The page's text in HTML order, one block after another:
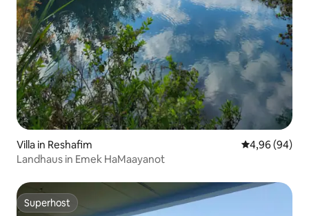
Villa in Reshafim
4,96 (94)
Landhaus in Emek HaMaayanot
Superhost
Superhost